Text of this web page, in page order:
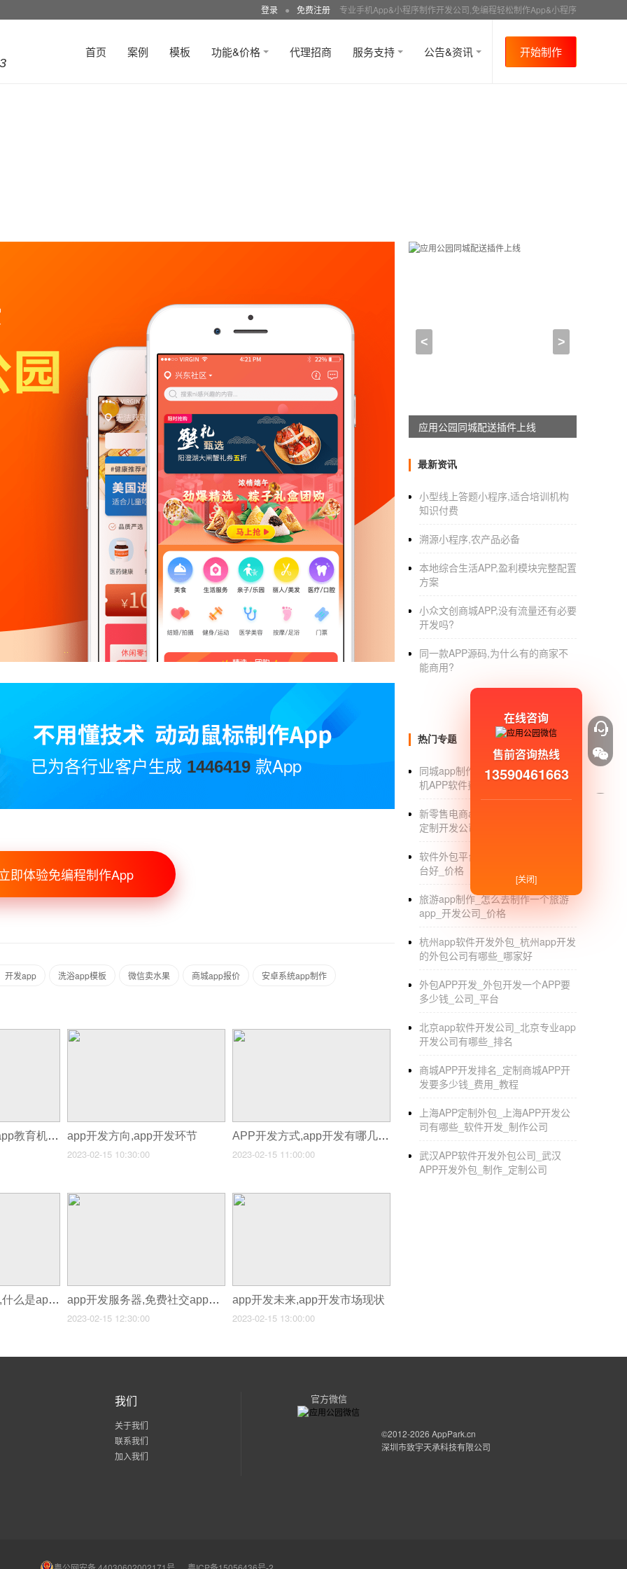
登录 ● 免费注册 专业手机App&小程序制作开发公司,免编程轻松制作App&小程序
首页 案例 模板 功能&价格 代理招商 服务支持 公告&资讯 开始制作
2021-05-24 20:00:00
展，定制家居建材B2B交易@#1#@也是大势
已为各行业客户生成 1446419 款App
即体验免编程制作App
开发app 洗浴app模板 微信卖水果 商城app报价 安卓系统app制作
APP开发教育机构,app教育机构开发 app开发方向,app开发环节
2023-02-15 10:30:00
APP开发方式,app开发有哪几种方式
2023-02-15 11:00:00
app开发是什么意思,什么是app原生开发 app开发服务器,免费社交app开发
2023-02-15 12:30:00
app开发未来,app开发市场现状
2023-02-15 13:00:00
< >
应用公园同城配送插件上线
最新资讯
小型线上答题小程序,适合培训机构
知识付费
溯源小程序,农产品必备
本地综合生活APP,盈利模块完整配置
方案
小众文创商城APP,没有流量还有必要
开发吗?
同一款APP源码,为什么有的商家不
能商用?
热门专题
同城app制作费用_制作一个同城手
机APP软件费用是多少_价格
新零售电商app开发_新零售电商app
定制开发公司_价格
软件外包平台_哪个app软件外包平
台好_价格
旅游app制作_怎么去制作一个旅游
app_开发公司_价格
杭州app软件开发外包_杭州app开发
的外包公司有哪些_哪家好
外包APP开发_外包开发一个APP要
多少钱_公司_平台
北京app软件开发公司_北京专业app
开发公司有哪些_排名
商城APP开发排名_定制商城APP开
发要多少钱_费用_教程
上海APP定制外包_上海APP开发公
司有哪些_软件开发_制作公司
武汉APP软件开发外包公司_武汉
APP开发外包_制作_定制公司
我们
关于我们
联系我们
加入我们
官方微信
©2012-2026 AppPark.cn
深圳市致宇天承科技有限公司
在线咨询
售前咨询热线
13590461663
[关闭]